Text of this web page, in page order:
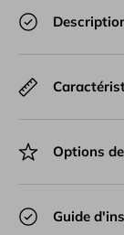
Options
Guide